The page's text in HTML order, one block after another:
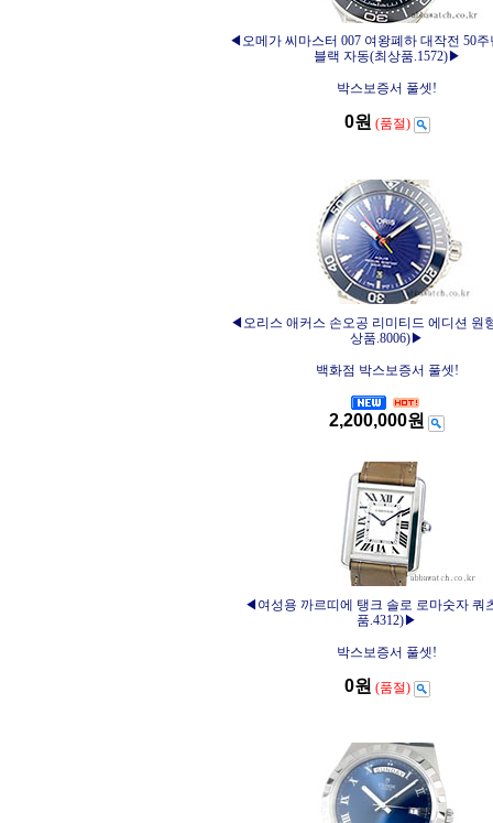
◀오메가 씨마스터 007 여왕폐하 대작전 50주
블랙 자동(최상품.1572)▶
박스보증서 풀셋!
0원 (품절)
◀오리스 애커스 손오공 리미티드 에디션 원
상품.8006)▶
백화점 박스보증서 풀셋!
2,200,000원
◀여성용 까르띠에 탱크 솔로 로마숫자 쿼
품.4312)▶
박스보증서 풀셋!
0원 (품절)